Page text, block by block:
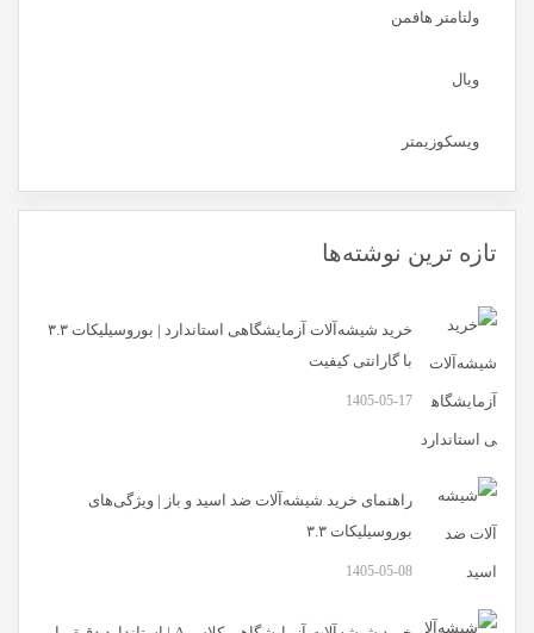
ولتامتر هافمن
ویال
ویسکوزیمتر
تازه ترین نوشته‌ها
خرید شیشه‌آلات آزمایشگاهی استاندارد | بوروسیلیکات ۳.۳
با گارانتی کیفیت
1405-05-17
راهنمای خرید شیشه‌آلات ضد اسید و باز | ویژگی‌های
بوروسیلیکات ۳.۳
1405-05-08